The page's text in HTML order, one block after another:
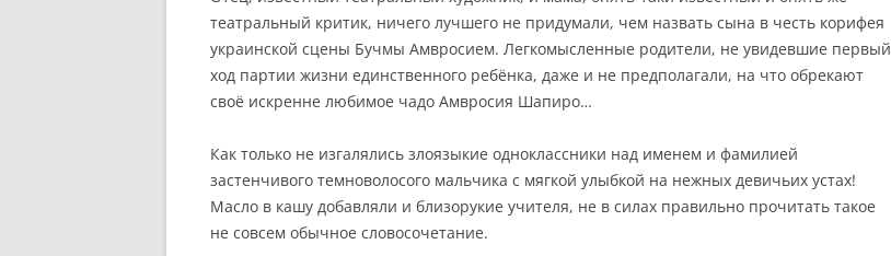
театральный критик, ничего лучшего не придумали, чем назвать сына в честь корифея
украинской сцены Бучмы Амвросием. Легкомысленные родители, не увидевшие первый
ход партии жизни единственного ребёнка, даже и не предполагали, на что обрекают
своё искренне любимое чадо Амвросия Шапиро…
Как только не изгалялись злоязыкие одноклассники над именем и фамилией
застенчивого темноволосого мальчика с мягкой улыбкой на нежных девичьих устах!
Масло в кашу добавляли и близорукие учителя, не в силах правильно прочитать такое
не совсем обычное словосочетание.